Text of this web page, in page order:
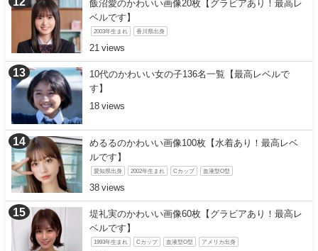
飯沼愛のかわいい画像20枚【グラビアあり！最高レ
ベルです】
2003年生まれ 香川県出身
21
10代のかわいい女の子136名一覧【最高レベルで
す】
18
めるるのかわいい画像100枚【水着あり！最高レベ
ルです】
愛知県出身 2002年生まれ Cカップ 血液型O型
38
堤礼実のかわいい画像60枚【グラビアあり！最高レ
ベルです】
1993年生まれ Cカップ 血液型O型 アメリカ出身